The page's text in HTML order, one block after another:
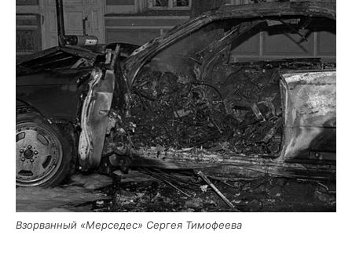
Взо­рван­ный «Мер­се­дес» Сер­гея Тимофеева